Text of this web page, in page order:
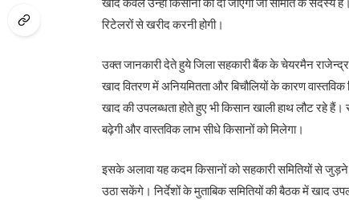
खाद केवल उन्हीं किसानों को दी जाएगी जो समिति के सदस्य
रिटेलरों से खरीद करनी होगी।
उक्त जानकारी देते हुये जिला सहकारी बैंक के चेयरमैन
खाद वितरण में अनियमितता और बिचौलियों के कारण
खाद की उपलब्धता होते हुए भी किसान खाली हाथ लौट रहे
बढ़ेगी और वास्तविक लाभ सीधे किसानों को मिलेगा।
इसके अलावा यह कदम किसानों को सहकारी समितियों से
उठा सकेंगे। निर्देशों के मुताबिक समितियों की बैठक में खाद